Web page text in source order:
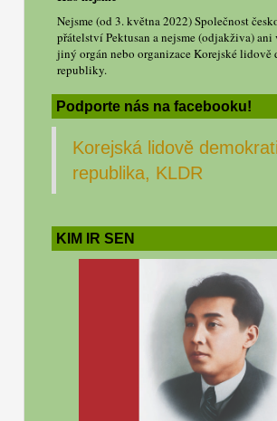
Nejsme (od 3. května 2022) Společnost
přátelství Pektusan a nejsme (odjakživa)
jiný orgán nebo organizace Korejské lidově
republiky.
Podporte nás na facebooku!
Korejská lidově
republika, KLDR
KIM IR SEN